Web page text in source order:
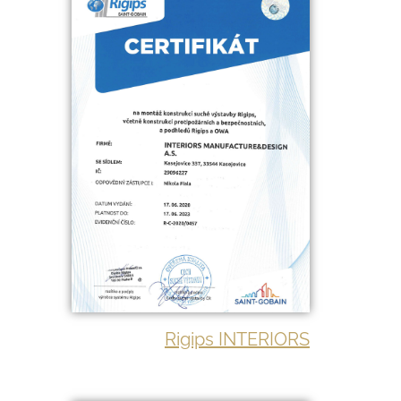
Rigips INTERIORS